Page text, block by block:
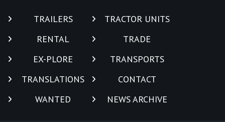
TRAILERS
TRACTOR UNITS
RENTAL
TRADE
EX-PLORE
TRANSPORTS
TRANSLATIONS
CONTACT
WANTED
NEWS ARCHIVE